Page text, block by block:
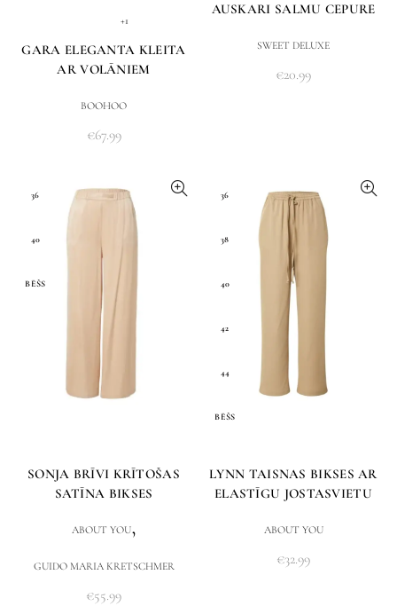
+1
GARA ELEGANTA KLEITA
AR VOLĀNIEM
BOOHOO
€67.99
AUSKARI SALMU CEPURE
SWEET DELUXE
€20.99
36
40
BĒŠS
SONJA BRĪVI KRĪTOŠAS
SATĪNA BIKSES
ABOUT YOU,
GUIDO MARIA KRETSCHMER
€55.99
36
38
40
42
44
BĒŠS
LYNN TAISNAS BIKSES AR
ELASTĪGU JOSTASVIETU
ABOUT YOU
€32.99